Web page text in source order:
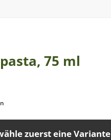
75 ml
zuerst eine Variante